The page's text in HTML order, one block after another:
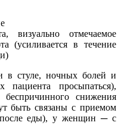
визуально отмечаемое
(усиливается в течение
стуле, ночных болей и
пациента просыпаться),
снижения
быть связаны с приемом
еды), у женщин ─ с